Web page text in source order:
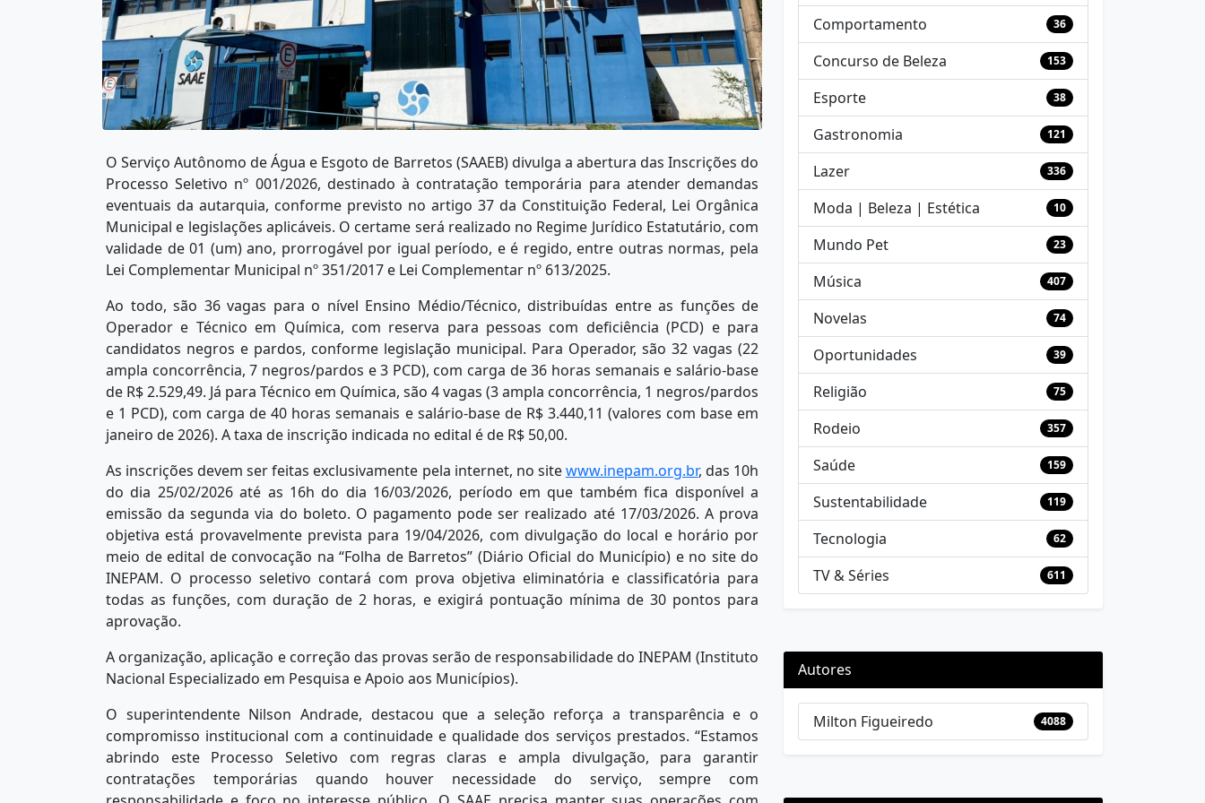
O Serviço Autônomo de Água e Esgoto de Barretos (SAAEB) divulga a abertura das Inscrições do
Processo Seletivo nº 001/2026, destinado à contratação temporária para atender demandas
eventuais da autarquia, conforme previsto no artigo 37 da Constituição Federal, Lei Orgânica
Municipal e legislações aplicáveis. O certame será realizado no Regime Jurídico Estatutário, com
validade de 01 (um) ano, prorrogável por igual período, e é regido, entre outras normas, pela
Lei Complementar Municipal nº 351/2017 e Lei Complementar nº 613/2025.
Ao todo, são 36 vagas para o nível Ensino Médio/Técnico, distribuídas entre as funções de
Operador e Técnico em Química, com reserva para pessoas com deficiência (PCD) e para
candidatos negros e pardos, conforme legislação municipal. Para Operador, são 32 vagas (22
ampla concorrência, 7 negros/pardos e 3 PCD), com carga de 36 horas semanais e salário-base
de R$ 2.529,49. Já para Técnico em Química, são 4 vagas (3 ampla concorrência, 1 negros/pardos
e 1 PCD), com carga de 40 horas semanais e salário-base de R$ 3.440,11 (valores com base em
janeiro de 2026). A taxa de inscrição indicada no edital é de R$ 50,00.
As inscrições devem ser feitas exclusivamente pela internet, no sitewww.inepam.org.br⁠, das 10h
do dia 25/02/2026 até as 16h do dia 16/03/2026, período em que também fica disponível a
emissão da segunda via do boleto. O pagamento pode ser realizado até 17/03/2026. A prova
objetiva está provavelmente prevista para 19/04/2026, com divulgação do local e horário por
meio de edital de convocação na “Folha de Barretos” (Diário Oficial do Município) e no site do
INEPAM. O processo seletivo contará com prova objetiva eliminatória e classificatória para
todas as funções, com duração de 2 horas, e exigirá pontuação mínima de 30 pontos para
aprovação.
A organização, aplicação e correção das provas serão de responsabilidade do INEPAM (Instituto
Nacional Especializado em Pesquisa e Apoio aos Municípios).
O superintendente Nilson Andrade, destacou que a seleção reforça a transparência e o
compromisso institucional com a continuidade e qualidade dos serviços prestados. “Estamos
abrindo este Processo Seletivo com regras claras e ampla divulgação, para garantir
contratações temporárias quando houver necessidade do serviço, sempre com
Comportamento 36
Concurso de Beleza 153
Esporte 38
Gastronomia 121
Lazer 336
Moda | Beleza | Estética 10
Mundo Pet 23
Música 407
Novelas 74
Oportunidades 39
Religião 75
Rodeio 357
Saúde 159
Sustentabilidade 119
Tecnologia 62
TV & Séries 611
Autores
Milton Figueiredo 4088